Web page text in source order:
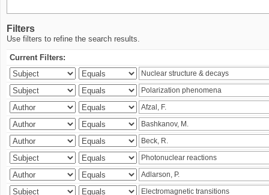
Filters
Use filters to refine the search results.
Current Filters: